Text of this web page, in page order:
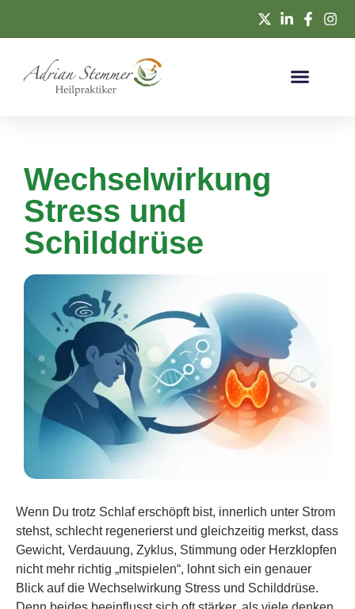
Wechselwirkung
Stress und
Schilddrüse
Wenn Du trotz Schlaf erschöpft bist, innerlich unter Strom
stehst, schlecht regenerierst und gleichzeitig merkst, dass
Gewicht, Verdauung, Zyklus, Stimmung oder Herzklopfen
nicht mehr richtig „mitspielen“, lohnt sich ein genauer
Blick auf die Wechselwirkung Stress und Schilddrüse.